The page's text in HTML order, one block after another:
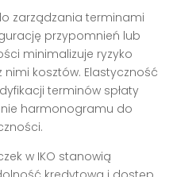
zarządzania terminami
przypomnień lub
minimalizuje ryzyko
kosztów. Elastyczność
terminów spłaty
harmonogramu do
w IKO stanowią